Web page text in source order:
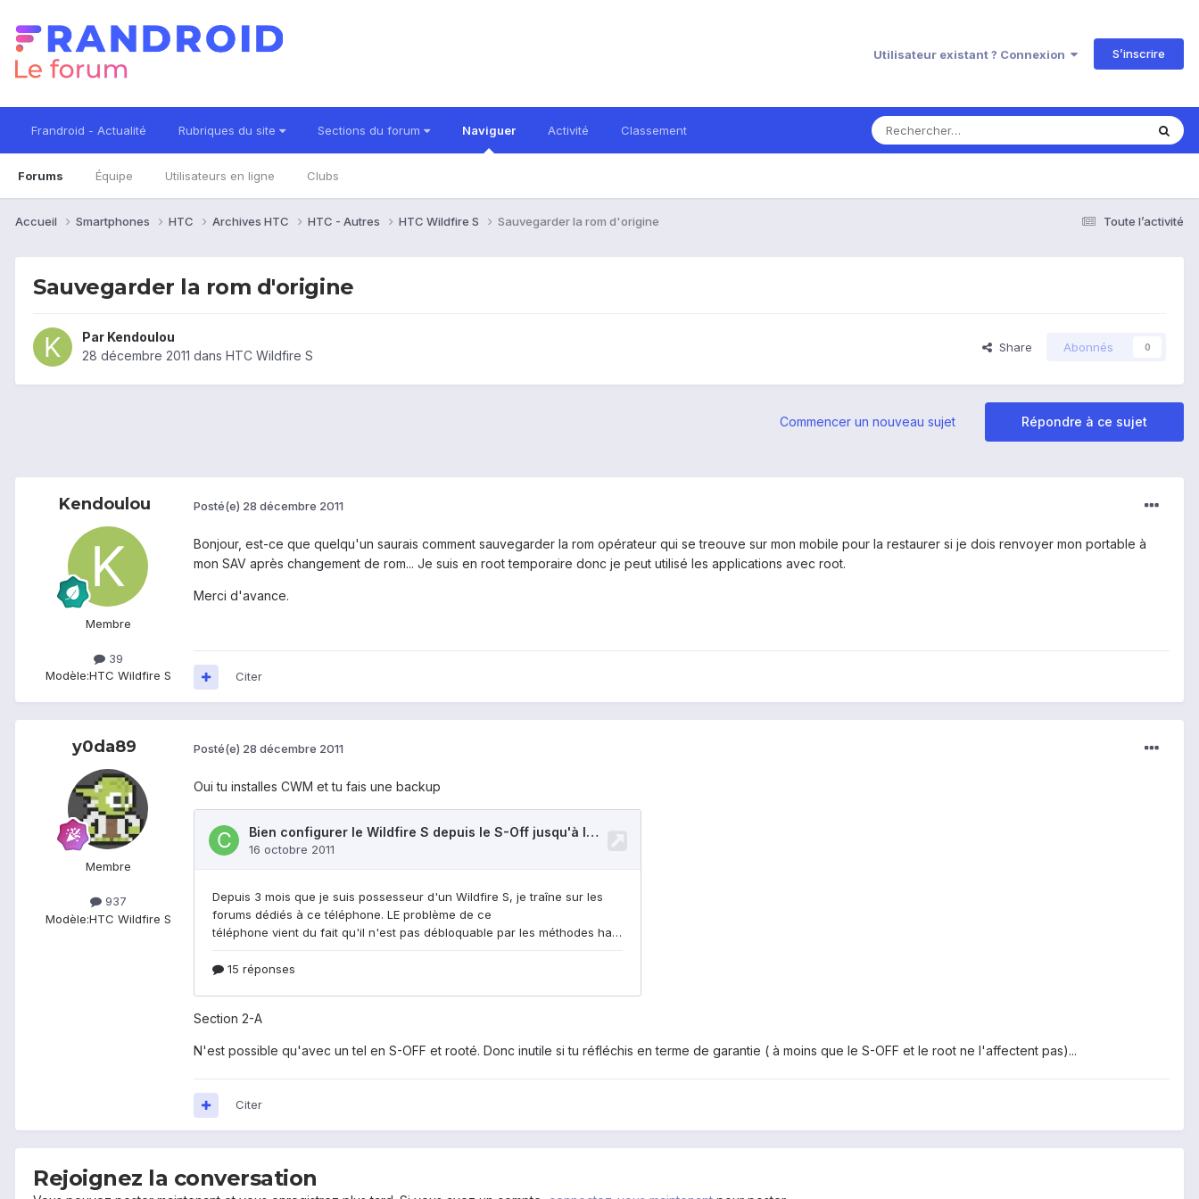
Utilisateur existant ? Connexion S’inscrire
Frandroid - Actualité Rubriques du site Sections du forum Naviguer
Forums Équipe Utilisateurs en ligne Clubs
Activité Classement
Toute l’activité
Accueil Smartphones HTC Archives HTC HTC - Autres HTC Wildfire S Sauvegarder la rom d'origine
Sauvegarder la rom d'origine
Par Kendoulou
28 décembre 2011 dans HTC Wildfire S
Share Abonnés 0
Répondre à ce sujet
Commencer un nouveau sujet
Kendoulou
Membre
39
Modèle:HTC Wildfire S
Posté(e) 28 décembre 2011
Bonjour, est-ce que quelqu'un saurais comment sauvegarder la rom opérateur qui se treouve sur mon mobile pour la restaurer si je dois renvoyer mon portable à
mon SAV après changement de rom... Je suis en root temporaire donc je peut utilisé les applications avec root.
Merci d'avance.
Citer
y0da89
Membre
937
Modèle:HTC Wildfire S
Posté(e) 28 décembre 2011
Oui tu installes CWM et tu fais une backup
Section 2-A
N'est possible qu'avec un tel en S-OFF et rooté. Donc inutile si tu réfléchis en terme de garantie ( à moins que le S-OFF et le root ne l'affectent pas)...
Citer
Rejoignez la conversation